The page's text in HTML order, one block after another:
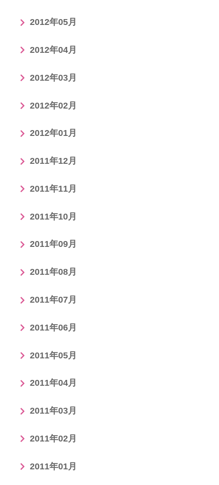
2012年05月
2012年04月
2012年03月
2012年02月
2012年01月
2011年12月
2011年11月
2011年10月
2011年09月
2011年08月
2011年07月
2011年06月
2011年05月
2011年04月
2011年03月
2011年02月
2011年01月